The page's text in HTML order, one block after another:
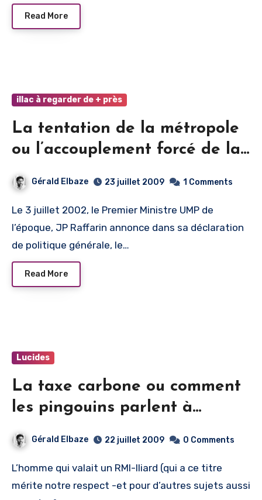
Read More
illac à regarder de + près
La tentation de la métropole
ou l’accouplement forcé de la
carpe et du lapin
Gérald Elbaze 23 juillet 2009 1 Comments
Le 3 juillet 2002, le Premier Ministre UMP de
l’époque, JP Raffarin annonce dans sa déclaration
de politique générale, le…
Read More
Lucides
La taxe carbone ou comment
les pingouins parlent à
l’oreille d’un Rocard de plus
en plus dur de la feuille…
Gérald Elbaze 22 juillet 2009 0 Comments
L’homme qui valait un RMI-lliard (qui a ce titre
mérite notre respect -et pour d’autres sujets aussi